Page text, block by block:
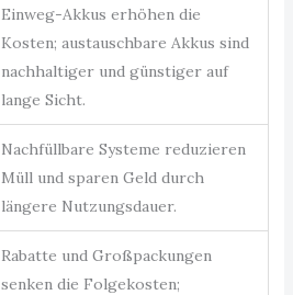
Einweg-Akkus erhöhen die
Kosten; austauschbare Akkus sind
nachhaltiger und günstiger auf
lange Sicht.
Nachfüllbare Systeme reduzieren
Müll und sparen Geld durch
längere Nutzungsdauer.
Rabatte und Großpackungen
senken die Folgekosten;